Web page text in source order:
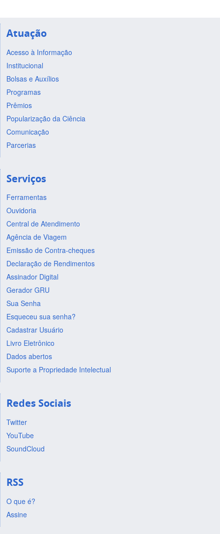
Atuação
Acesso à Informação
Institucional
Bolsas e Auxílios
Programas
Prêmios
Popularização da Ciência
Comunicação
Parcerias
Serviços
Ferramentas
Ouvidoria
Central de Atendimento
Agência de Viagem
Emissão de Contra-cheques
Declaração de Rendimentos
Assinador Digital
Gerador GRU
Sua Senha
Esqueceu sua senha?
Cadastrar Usuário
Livro Eletrônico
Dados abertos
Suporte a Propriedade Intelectual
Redes Sociais
Twitter
YouTube
SoundCloud
RSS
O que é?
Assine